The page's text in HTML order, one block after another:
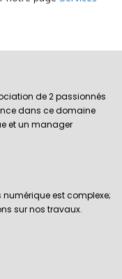
de 2 passionnés
dans ce domaine
et un manager
est complexe;
sur nos travaux.